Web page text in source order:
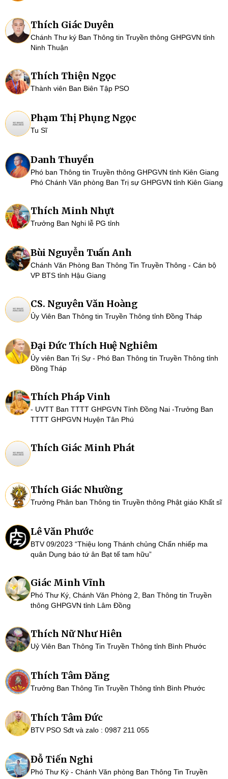
Thích Giác Duyên
Chánh Thư ký Ban Thông tin Truyền thông GHPGVN tỉnh
Ninh Thuận
Thích Thiện Ngọc
Thành viên Ban Biên Tập PSO
Phạm Thị Phụng Ngọc
Tu Sĩ
Danh Thuyền
Phó ban Thông tin Truyền thông GHPGVN tỉnh Kiên Giang
Phó Chánh Văn phòng Ban Trị sự GHPGVN tỉnh Kiên Giang
Thích Minh Nhựt
Trưởng Ban Nghi lễ PG tỉnh
Bùi Nguyễn Tuấn Anh
Chánh Văn Phòng Ban Thông Tin Truyền Thông - Cán bộ
VP BTS tỉnh Hậu Giang
CS. Nguyên Văn Hoàng
Ủy Viên Ban Thông tin Truyền Thông tỉnh Đồng Tháp
Đại Đức Thích Huệ Nghiêm
Ủy viên Ban Trị Sự - Phó Ban Thông tin Truyền Thông tỉnh
Đồng Tháp
Thích Pháp Vinh
- UVTT Ban TTTT GHPGVN Tỉnh Đồng Nai -Trưởng Ban
TTTT GHPGVN Huyện Tân Phú
Thích Giác Minh Phát
Thích Giác Nhường
Trưởng Phân ban Thông tin Truyền thông Phật giáo Khất sĩ
Lê Văn Phước
BTV 09/2023 “Thiệu long Thánh chủng Chấn nhiếp ma
quân Dụng báo tứ ân Bạt tế tam hữu”
Giác Minh Vĩnh
Phó Thư Ký, Chánh Văn Phòng 2, Ban Thông tin Truyền
thông GHPGVN tỉnh Lâm Đồng
Thích Nữ Như Hiên
Uỷ Viên Ban Thông Tin Truyền Thông tỉnh Bình Phước
Thích Tâm Đăng
Trưởng Ban Thông Tin Truyền Thông tỉnh Bình Phước
Thích Tâm Đức
BTV PSO Sđt và zalo : 0987 211 055
Đỗ Tiến Nghi
Phó Thư Ký - Chánh Văn phòng Ban Thông Tin Truyền